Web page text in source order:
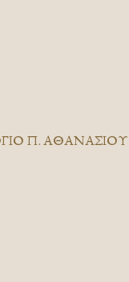
Π. ΑΘΑΝΑΣΙΟΥ